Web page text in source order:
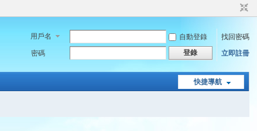
用戶名 自動登錄
找回密碼
密碼
登錄 立即註冊
快捷導航